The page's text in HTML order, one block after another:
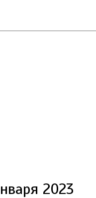
2023